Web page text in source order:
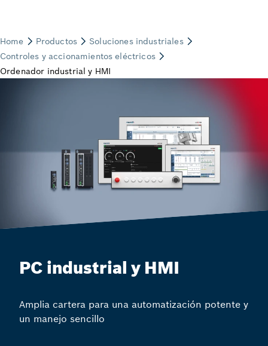
PC industrial y HMI
Amplia cartera para una automatización potente y
un manejo sencillo